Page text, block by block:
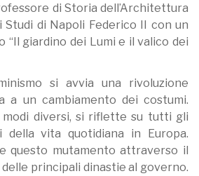
di Storia dell’Architettura
Studi di Napoli Federico II con un
giardino dei Lumi e il valico dei
si avvia una rivoluzione
a un cambiamento dei costumi.
diversi, si riflette su tutti gli
vita quotidiana in Europa.
questo mutamento attraverso il
principali dinastie al governo.